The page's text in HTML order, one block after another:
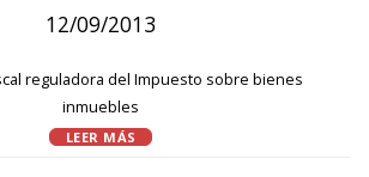
12/09/2013
reguladora del Impuesto sobre bienes
inmuebles
LEER MÁS